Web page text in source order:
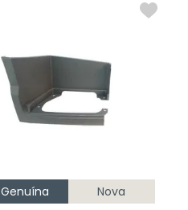
Genuína Nova